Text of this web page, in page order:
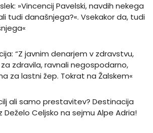
»Vincencij Pavelski, navdih nekega
tudi današnjega?«. Vsekakor da, tudi
“Z javnim denarjem v zdravstvu,
zdravila, ravnali negospodarno,
za lastni žep. Tokrat na Žalskem«
ali samo prestavitev? Destinacija
Deželo Celjsko na sejmu Alpe Adria!